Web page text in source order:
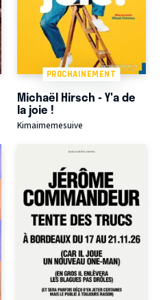
PROCHAINEMENT
Michaël Hirsch - Y'a de
la joie !
Kimaimemesuive